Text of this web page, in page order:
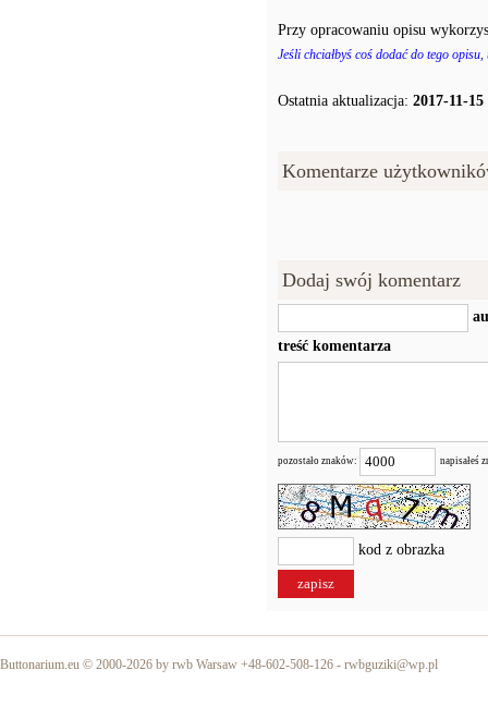
Przy opracowaniu opisu
Jeśli chciałbyś coś dodać do tego
Ostatnia aktualizacja: 2017-11-15
Komentarze
Dodaj swój komentarz
treść komentarza
pozostało znaków: napisałeś
kod z obrazka
Buttonarium.eu © 2000-2026 by rwb Warsaw +48-602-508-126 - rwbguziki@wp.pl